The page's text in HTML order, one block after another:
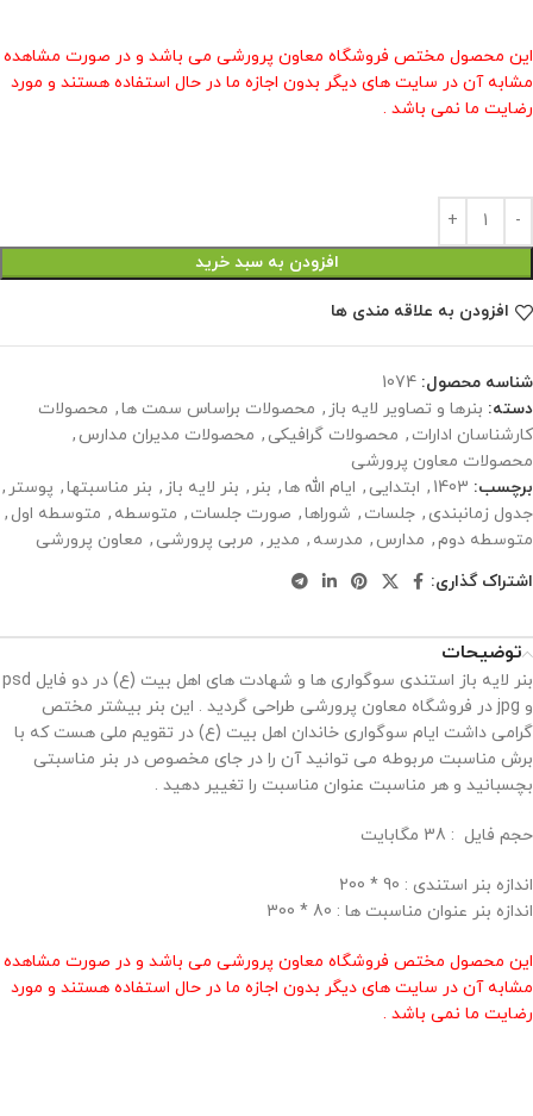
این محصول مختص فروشگاه معاون پرورشی می باشد و در صورت مشاهده
مشابه آن در سایت های دیگر بدون اجازه ما در حال استفاده هستند و مورد
رضایت ما نمی باشد .
افزودن به سبد خرید
افزودن به علاقه مندی ها
شناسه محصول: 1074
دسته: بنرها و تصاویر لایه باز , محصولات براساس سمت ها, محصولات
کارشناسان ادارات , محصولات گرافیکی , محصولات مدیران مدارس ,
محصولات معاون پرورشی
برچسب: 1403
, ابتدایی , ایام الله ها, بنر , بنر لایه باز , بنر مناسبتها, پوستر ,
جدول زمانبندی , جلسات , شوراها, صورت جلسات , متوسطه , متوسطه اول ,
متوسطه دوم, مدارس , مدرسه , مدیر , مربی پرورشی , معاون پرورشی
اشتراک گذاری:
توضیحات
بنر لایه باز استندی سوگواری ها و شهادت های اهل بیت (ع) در دو فایل psd
و jpg در فروشگاه معاون پرورشی طراحی گردید . این بنر بیشتر مختص
گرامی داشت ایام سوگواری خاندان اهل بیت (ع) در تقویم ملی هست که با
برش مناسبت مربوطه می توانید آن را در جای مخصوص در بنر مناسبتی
بچسبانید و هر مناسبت عنوان مناسبت را تغییر دهید .
حجم فايل : 38 مگابايت
اندازه بنر استندی : 90 * 200
اندازه بنر عنوان مناسبت ها : 80 * 300
این محصول مختص فروشگاه معاون پرورشی می باشد و در صورت مشاهده
مشابه آن در سایت های دیگر بدون اجازه ما در حال استفاده هستند و مورد
رضایت ما نمی باشد .